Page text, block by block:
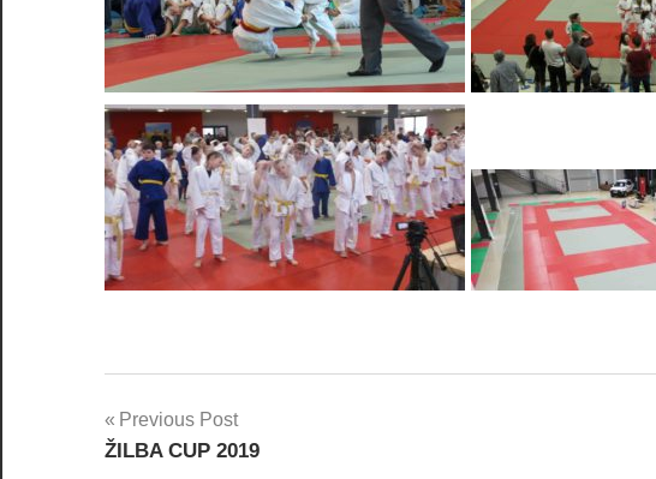
Navigácia
Previous Post
ŽILBA CUP 2019